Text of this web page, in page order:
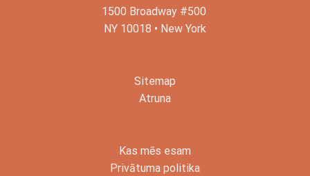
1500 Broadway #500
NY 10018 • New York
Sitemap
Atruna
Kas mēs esam
Privātuma politika